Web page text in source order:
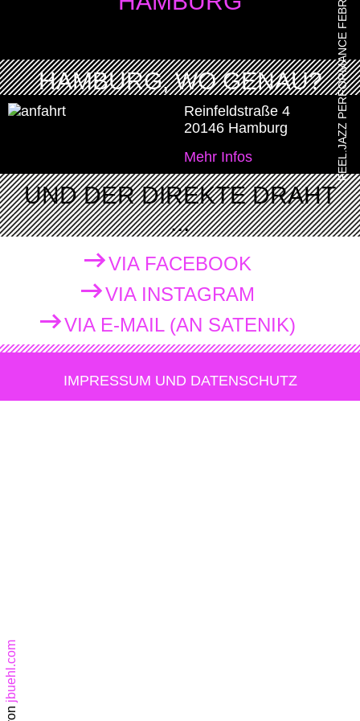
HAMBURG, WO GENAU?
Reinfeldstraße 4
20146 Hamburg
Mehr Infos
UND DER DIREKTE DRAHT
...
VIA FACEBOOK
VIA INSTAGRAM
VIA E-MAIL (AN SATENIK)
IMPRESSUM UND DATENSCHUTZ
jbuehl.com